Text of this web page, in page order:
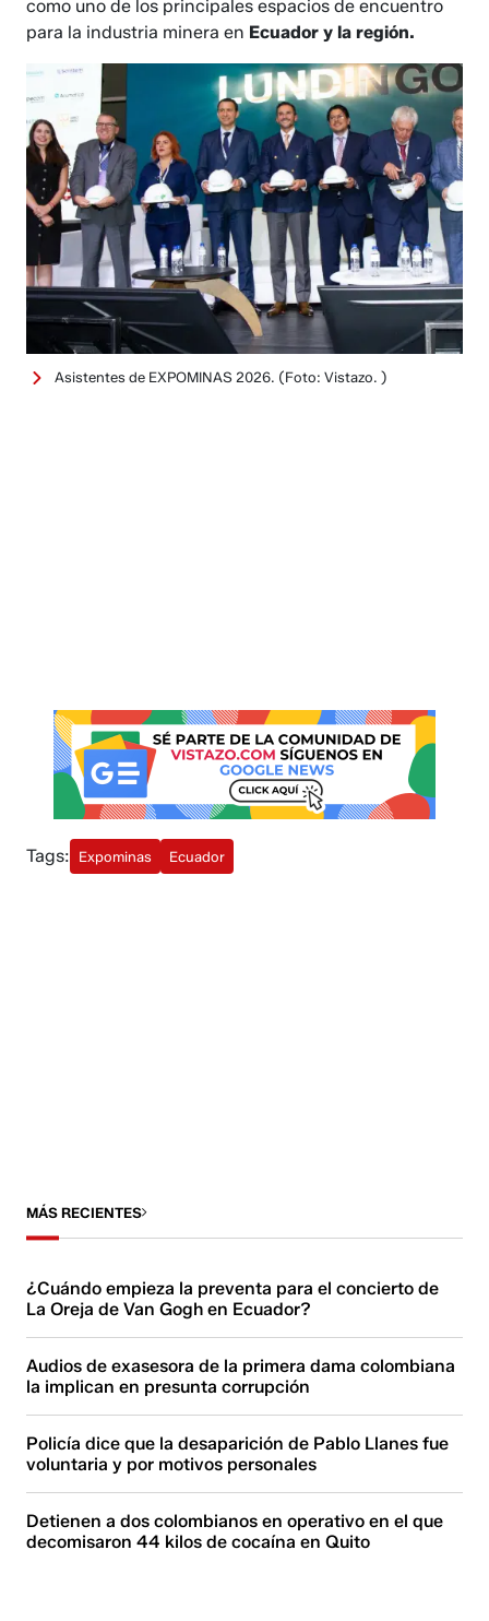
como uno de los principales espacios de encuentro
para la industria minera en Ecuador y la región.
Asistentes de EXPOMINAS 2026. (Foto: Vistazo. )
Tags: Expominas Ecuador
MÁS RECIENTES
¿Cuándo empieza la preventa para el concierto de
La Oreja de Van Gogh en Ecuador?
Audios de exasesora de la primera dama colombiana
la implican en presunta corrupción
Policía dice que la desaparición de Pablo Llanes fue
voluntaria y por motivos personales
Detienen a dos colombianos en operativo en el que
decomisaron 44 kilos de cocaína en Quito